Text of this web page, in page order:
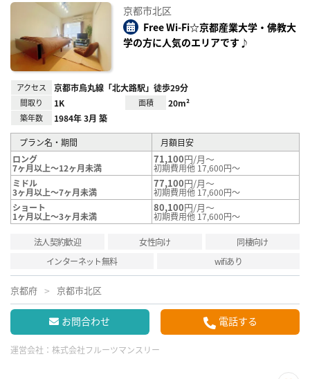
録
京都市北区
Free Wi-Fi☆京都産業大学・佛教大
学の方に人気のエリアです♪
アクセス 京都市烏丸線「北大路駅」徒歩29分
間取り 1K 面積 20m²
築年数 1984年 3月 築
プラン名・期間
月額目安
ロング
7ヶ月以上～12ヶ月未満
71,100円/月～
初期費用他 17,600円～
ミドル
3ヶ月以上～7ヶ月未満
77,100円/月～
初期費用他 17,600円～
ショート
1ヶ月以上～3ヶ月未満
80,100円/月～
初期費用他 17,600円～
法人契約歓迎 女性向け
同棲向け
インターネット無料
wifiあり
京都府 京都市北区
お問合わせ 電話する
運営会社： 株式会社フルーツマンスリー